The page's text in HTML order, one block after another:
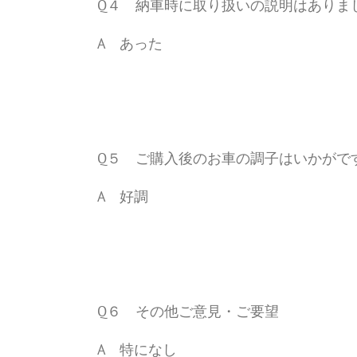
Q４ 納車時に取り扱いの説明はありま
A あった
Q５ ご購入後のお車の調子はいかがで
A 好調
Q６ その他ご意見・ご要望
A 特になし